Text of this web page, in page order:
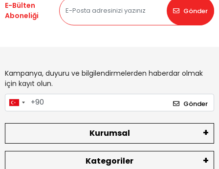
E-Bülten
Aboneliği
Gönder
Kampanya, duyuru ve bilgilendirmelerden haberdar olmak
için kayıt olun.
Gönder
Kurumsal
Kategoriler